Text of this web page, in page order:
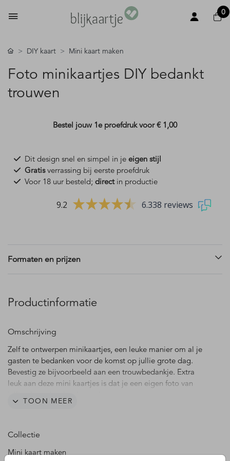
0
DIY kaart Mini kaart maken
Foto minikaartjes DIY bedankt
trouwen
Bestel jouw 1e proefdruk voor€ 1,00
Dit design snel en simpel in je eigen stijl
Gratisverrassing bij eerste proefdruk
Voor 18 uur besteld; directin productie
9.2 6.338 reviews
Formaten en prijzen
Productinformatie
Omschrijving
Zelf te ontwerpen minikaartjes, een leuke manier om al je
gasten te bedanken voor de komst op jullie grote dag.
Bevestig ze bijvoorbeeld aan een trouwbedankje. Extra
leuk aan deze mini kaartjes is dat je een eigen foto van
haal je vier kaartjes van 7,5 cm x 7,5 cm. Wanneer je 40
mini kaartjes nodig hebt, bestel je 10 kaartjes.
TOON MEER
Collectie
Mini kaart maken